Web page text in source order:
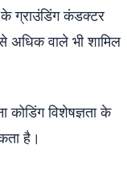
ग्राउंडिंग कंडक्टर
वाले भी शामिल
कोडिंग विशेषज्ञता के
है।